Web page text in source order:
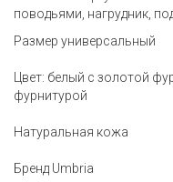
поводьями, нагрудник,
Размер универсальный
Цвет: белый с золотой
фурнитурой
Натуральная кожа
Бренд Umbria